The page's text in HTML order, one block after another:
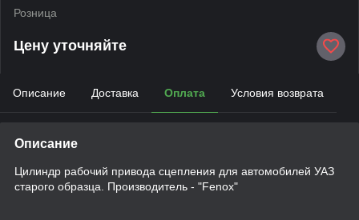
Розница
Цену уточняйте
Описание Доставка Оплата Условия возврата
Описание
Цилиндр рабочий привода сцепления для автомобилей УАЗ
старого образца. Производитель - "Fenox"